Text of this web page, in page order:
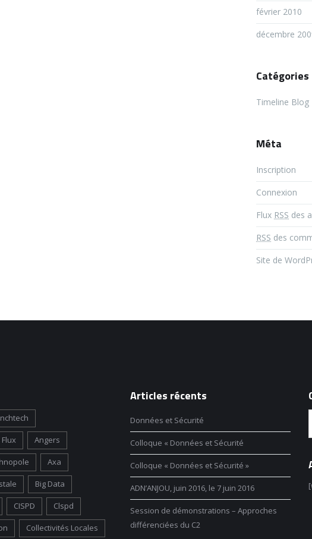
février 2010
décembre
Catégories
Timeline Blog
Méta
Inscription
Connexion
Flux RSS des
RSS des
Site de
Angers
Axa
Big Data
CISPD Clspd
Collectivités Locales
Articles récents
Données et Sécurité
Colloque « Données et Sécurité
Colloque « Données et Sécurité »
ADN’ANJOU, juin 2016, le 7 juin 2016
Session de démonstrations – Approches
différenciées du C2